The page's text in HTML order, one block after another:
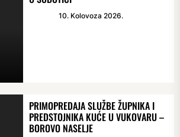
10. Kolovoza 2026.
PRIMOPREDAJA SLUŽBE ŽUPNIKA I
PREDSTOJNIKA KUĆE U VUKOVARU –
BOROVO NASELJE